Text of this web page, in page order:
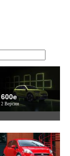
600e
2 Версии